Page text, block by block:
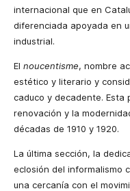
internacional que en
diferenciada apoyada en
industrial.
El noucentisme, nombre
estético y literario y
caduco y decadente.
renovación y la
décadas de 1910 y 1920.
La última sección, la
eclosión del informalismo
una cercanía con el